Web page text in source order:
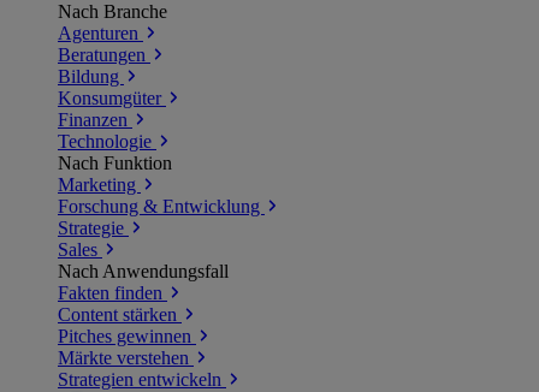
Nach Branche
Agenturen
Beratungen
Bildung
Konsumgüter
Finanzen
Technologie
Nach Funktion
Marketing
Forschung & Entwicklung
Strategie
Sales
Nach Anwendungsfall
Fakten finden
Content stärken
Pitches gewinnen
Märkte verstehen
Strategien entwickeln